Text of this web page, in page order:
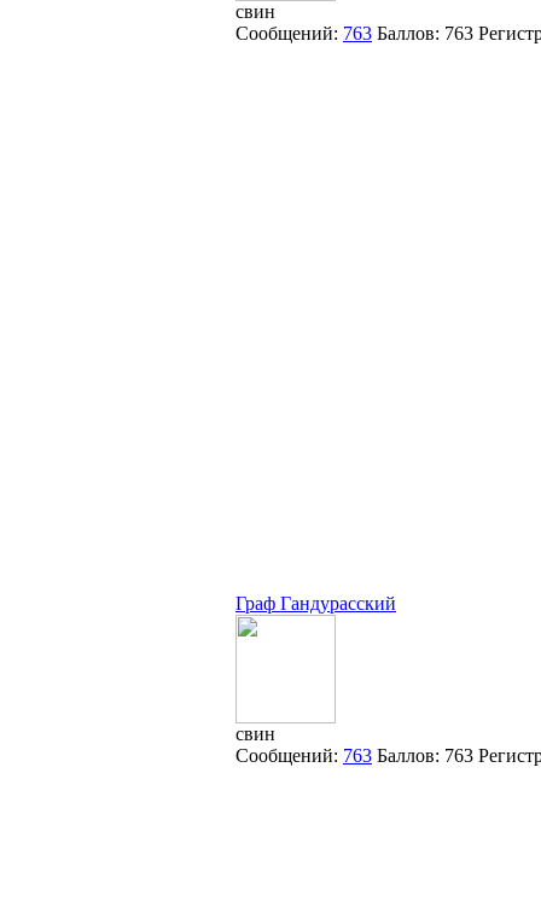
свин
Сообщений: 763 Баллов: 763
Граф Гандурасский
свин
Сообщений: 763 Баллов: 763